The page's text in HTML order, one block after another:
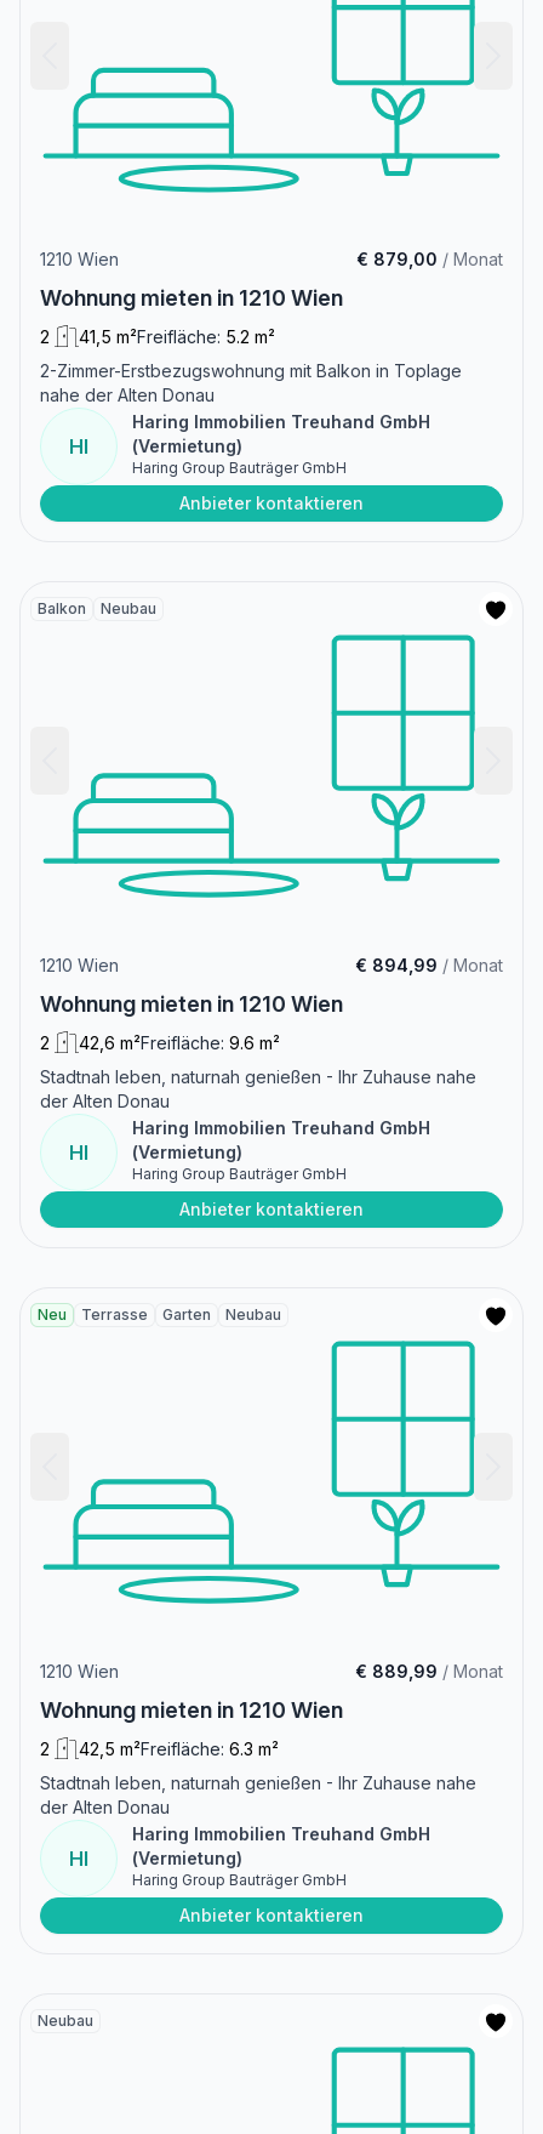
1210 Wien € 879,00 / Monat
Wohnung mieten in 1210 Wien
2 41,5 m²Freifläche: 5.2 m²
2-Zimmer-Erstbezugswohnung mit Balkon in Toplage
nahe der Alten Donau
HI
Haring Immobilien Treuhand GmbH
(Vermietung)
Haring Group Bauträger GmbH
Anbieter kontaktieren
Balkon Neubau
1210 Wien € 894,99 / Monat
Wohnung mieten in 1210 Wien
2 42,6 m²Freifläche: 9.6 m²
Stadtnah leben, naturnah genießen - Ihr Zuhause nahe
der Alten Donau
HI
Haring Immobilien Treuhand GmbH
(Vermietung)
Haring Group Bauträger GmbH
Anbieter kontaktieren
Neu Terrasse Garten Neubau
1210 Wien € 889,99 / Monat
Wohnung mieten in 1210 Wien
2 42,5 m²Freifläche: 6.3 m²
Stadtnah leben, naturnah genießen - Ihr Zuhause nahe
der Alten Donau
HI
Haring Immobilien Treuhand GmbH
(Vermietung)
Haring Group Bauträger GmbH
Anbieter kontaktieren
Neubau